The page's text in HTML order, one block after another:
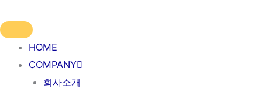
HOME
COMPANY
회사소개